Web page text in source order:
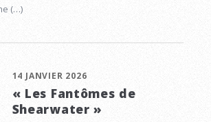
(…)
14 JANVIER 2026
« Les Fantômes de
Shearwater »